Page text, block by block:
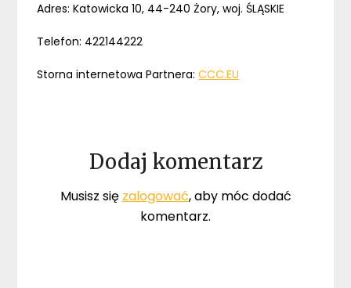
Adres: Katowicka 10, 44-240 Żory, woj. ŚLĄSKIE
Telefon: 422144222
Storna internetowa Partnera:CCC.EU
Dodaj komentarz
Musisz się zalogować, aby móc dodać
komentarz.